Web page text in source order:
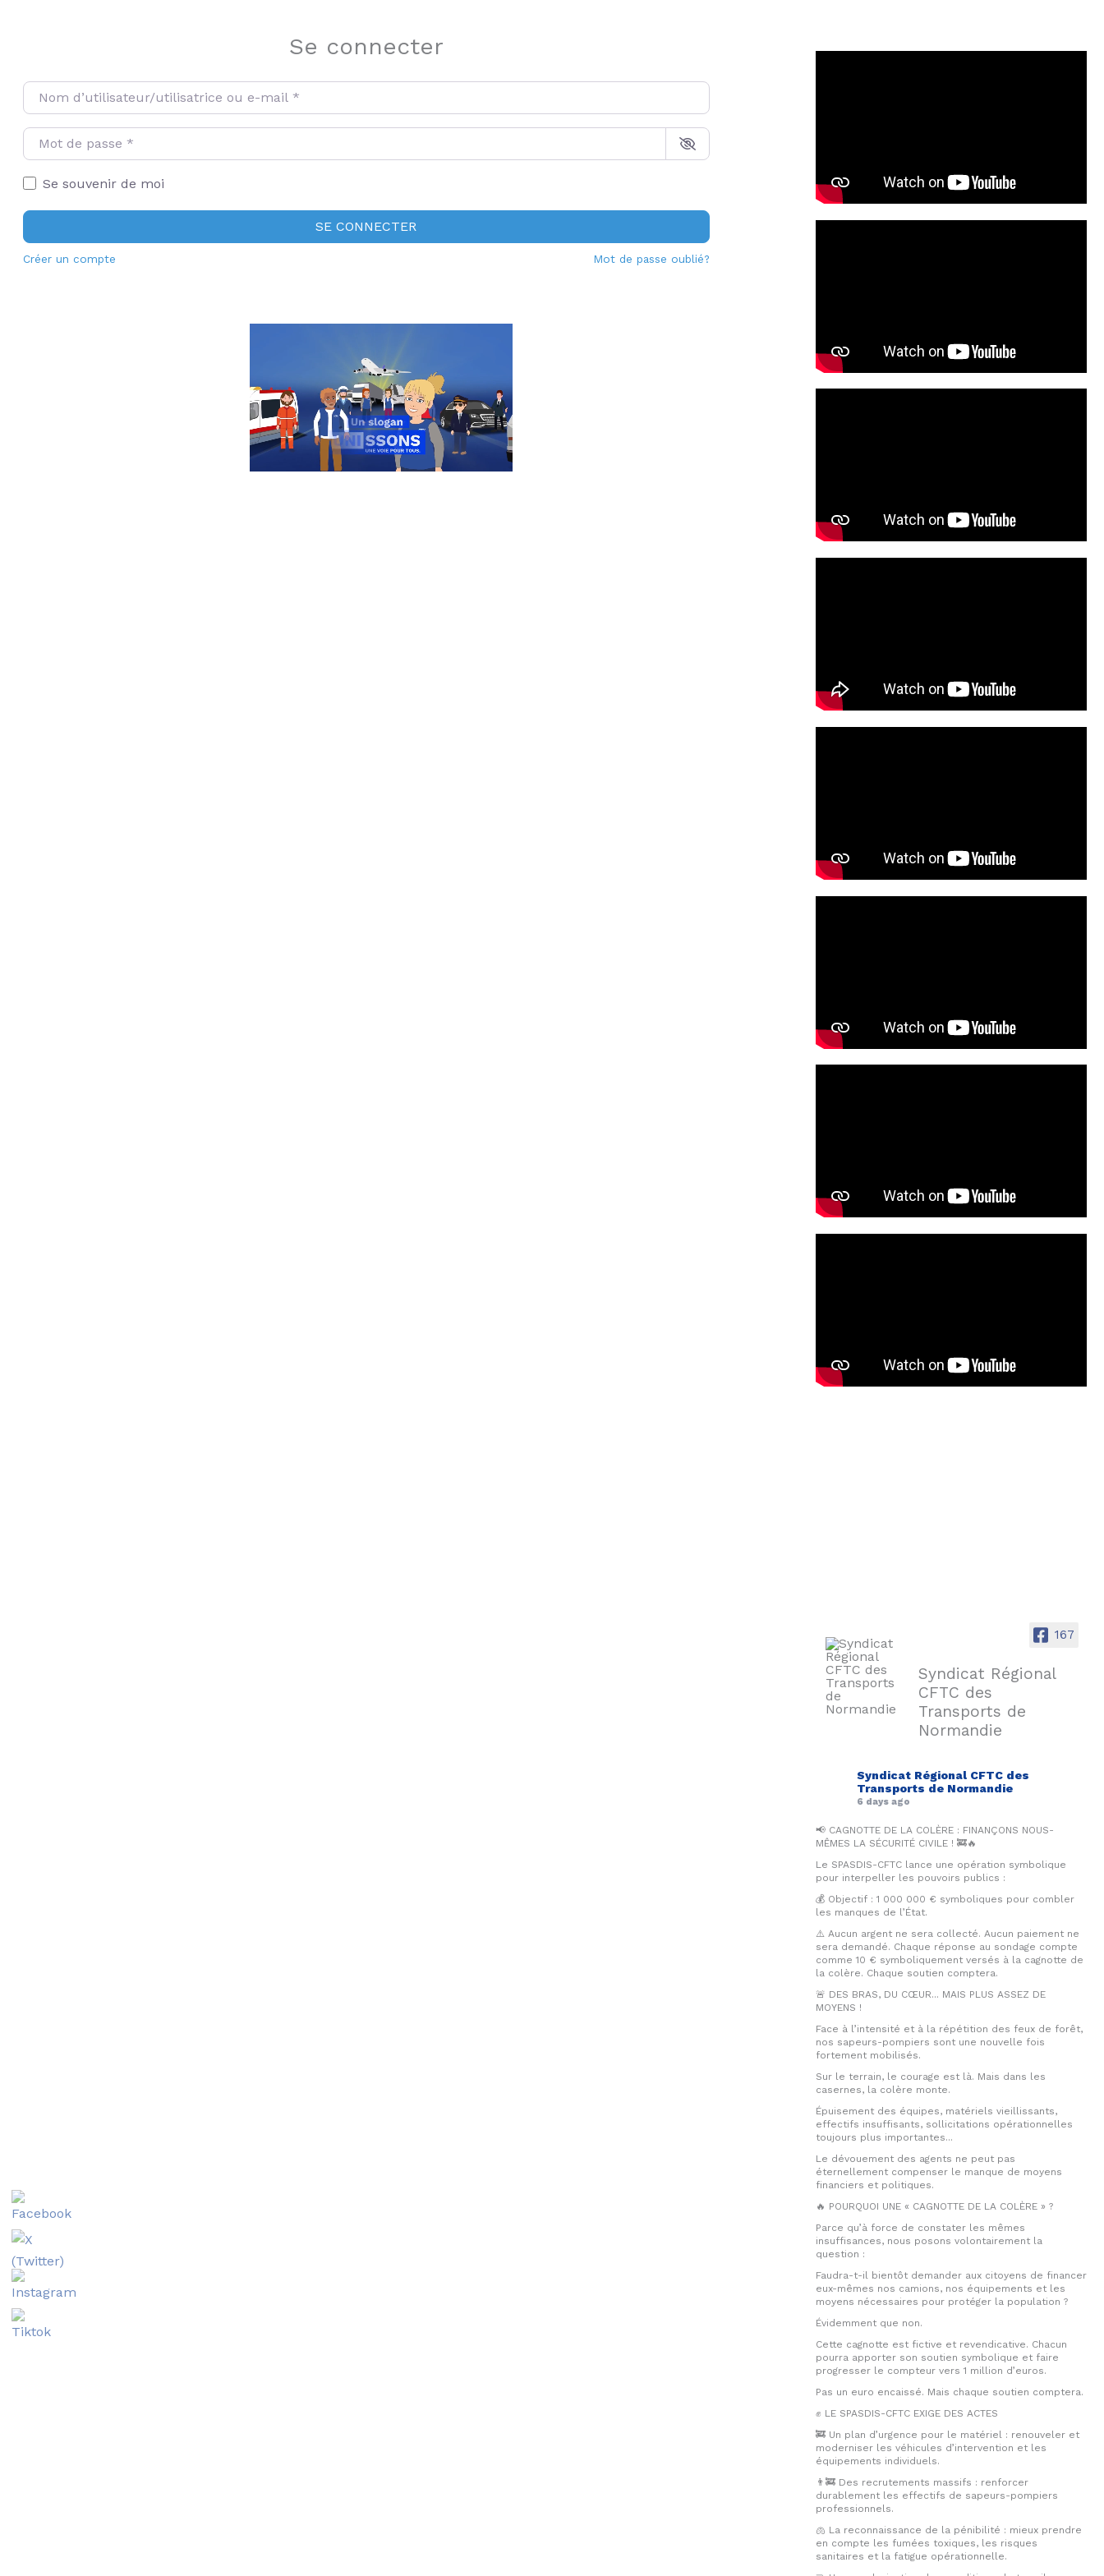
Se connecter
Nom d’utilisateur/utilisatrice ou e-mail
Mot de passe
Se souvenir de moi
SE CONNECTER
Créer un compte Mot de passe oublié?
167
Syndicat Régional
CFTC des
Transports de
Normandie
Syndicat Régional CFTC des
Transports de Normandie
6 days ago
📢 CAGNOTTE DE LA COLÈRE : FINANÇONS NOUS-
MÊMES LA SÉCURITÉ CIVILE ! 🚒🔥
Le SPASDIS-CFTC lance une opération symbolique
pour interpeller les pouvoirs publics :
💰 Objectif : 1 000 000 € symboliques pour combler
les manques de l’État.
⚠️ Aucun argent ne sera collecté. Aucun paiement ne
sera demandé. Chaque réponse au sondage compte
comme 10 € symboliquement versés à la cagnotte de
la colère. Chaque soutien comptera.
🚨 DES BRAS, DU CŒUR... MAIS PLUS ASSEZ DE
MOYENS !
Face à l’intensité et à la répétition des feux de forêt,
nos sapeurs-pompiers sont une nouvelle fois
fortement mobilisés.
Sur le terrain, le courage est là. Mais dans les
casernes, la colère monte.
Épuisement des équipes, matériels vieillissants,
effectifs insuffisants, sollicitations opérationnelles
toujours plus importantes...
Le dévouement des agents ne peut pas
éternellement compenser le manque de moyens
financiers et politiques.
🔥 POURQUOI UNE « CAGNOTTE DE LA COLÈRE » ?
Parce qu’à force de constater les mêmes
insuffisances, nous posons volontairement la
question :
Faudra-t-il bientôt demander aux citoyens de financer
eux-mêmes nos camions, nos équipements et les
moyens nécessaires pour protéger la population ?
Évidemment que non.
Cette cagnotte est fictive et revendicative. Chacun
pourra apporter son soutien symbolique et faire
progresser le compteur vers 1 million d’euros.
Pas un euro encaissé. Mais chaque soutien comptera.
✊ LE SPASDIS-CFTC EXIGE DES ACTES
🚒 Un plan d’urgence pour le matériel : renouveler et
moderniser les véhicules d’intervention et les
équipements individuels.
👨‍🚒 Des recrutements massifs : renforcer
durablement les effectifs de sapeurs-pompiers
professionnels.
🫁 La reconnaissance de la pénibilité : mieux prendre
en compte les fumées toxiques, les risques
sanitaires et la fatigue opérationnelle.